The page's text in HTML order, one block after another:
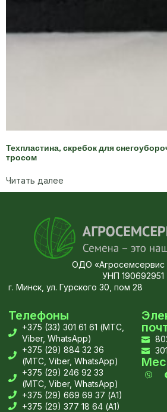
Техпластина, скребок для
тросом
Читать далее
ОДО
УНП 190692951
г. Минск, ул. Гурского 30, пом 28
Телефоны
+375 (33) 301 61 61 (МТС,
Viber, WhatsApp)
+375 (29) 884 32 36
(МТС, Viber, WhatsApp)
+375 (29) 246 92 33
(МТС, Viber, WhatsApp)
+375 (29) 669 69 37 (А1)
+375 (29) 377 18 64 (А1)